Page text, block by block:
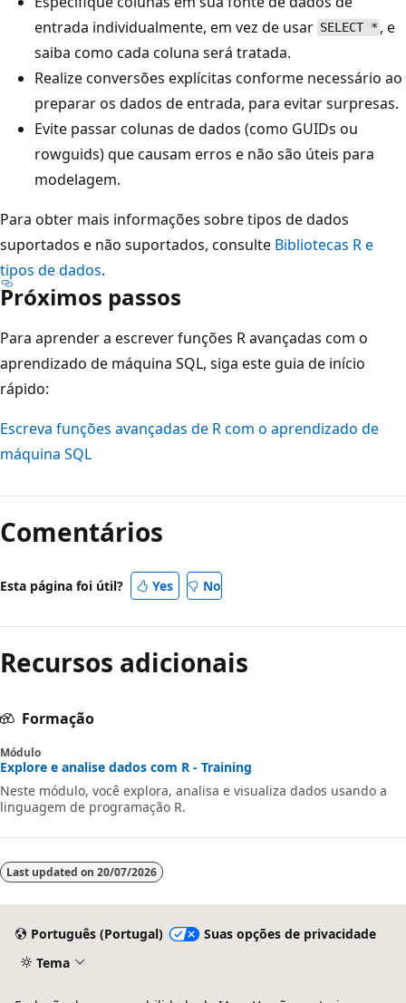
entrada individualmente, em vez de usar SELECT * , e
saiba como cada coluna será tratada.
Realize conversões explícitas conforme necessário ao
preparar os dados de entrada, para evitar surpresas.
Evite passar colunas de dados (como GUIDs ou
rowguids) que causam erros e não são úteis para
modelagem.
Para obter mais informações sobre tipos de dados
suportados e não suportados, consulte Bibliotecas R e
tipos de dados.
Próximos passos
Para aprender a escrever funções R avançadas com o
aprendizado de máquina SQL, siga este guia de início
rápido:
Escreva funções avançadas de R com o aprendizado de
máquina SQL
Comentários
Esta página foi útil? Yes No
Recursos adicionais
Formação
Módulo
Explore e analise dados com R - Training
Neste módulo, você explora, analisa e visualiza dados usando a
linguagem de programação R.
Last updated on 20/07/2026
Português (Portugal)
Suas opções de privacidade
Tema